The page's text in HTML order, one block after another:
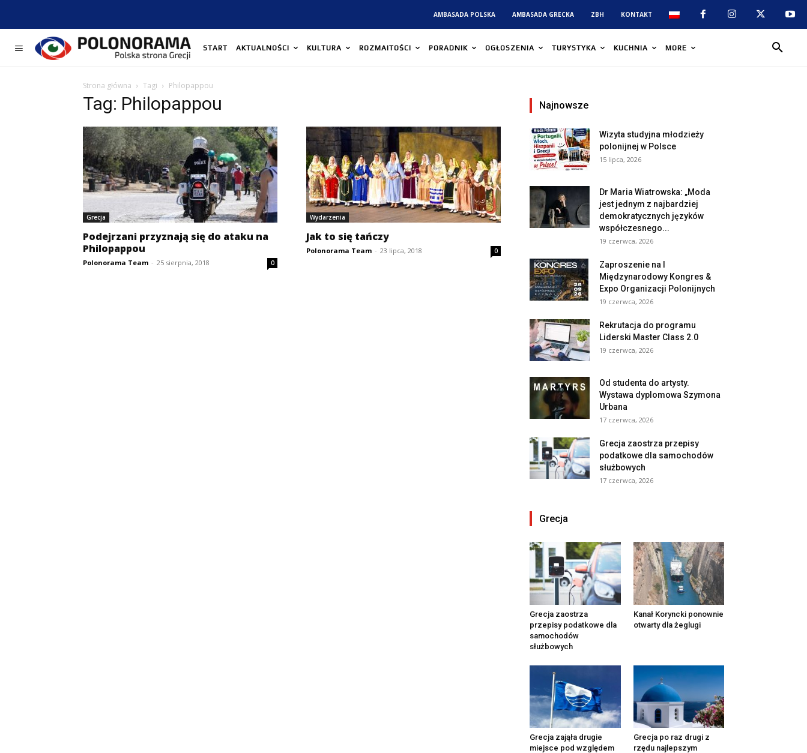
AMBASADA POLSKA AMBASADA GRECKA ZBH KONTAKT
START AKTUALNOŚCI KULTURA ROZMAITOŚCI PORADNIK OGŁOSZENIA TURYSTYKA KUCHNIA MORE
Strona główna Tagi Philopappou
Tag: Philopappou
Grecja
Podejrzani przyznają się do ataku na
Philopappou
Polonorama Team - 25 sierpnia, 2018 0
Wydarzenia
Jak to się tańczy
Polonorama Team - 23 lipca, 2018 0
Najnowsze
Wizyta studyjna młodzieży
polonijnej w Polsce
15 lipca, 2026
Dr Maria Wiatrowska: „Moda
jest jednym z najbardziej
demokratycznych języków
współczesnego...
19 czerwca, 2026
Zaproszenie na I
Międzynarodowy Kongres &
Expo Organizacji Polonijnych
19 czerwca, 2026
Rekrutacja do programu
Liderski Master Class 2.0
19 czerwca, 2026
Od studenta do artysty.
Wystawa dyplomowa Szymona
Urbana
17 czerwca, 2026
Grecja zaostrza przepisy
podatkowe dla samochodów
służbowych
17 czerwca, 2026
Grecja
Grecja zaostrza
przepisy podatkowe dla
samochodów
służbowych
Kanał Koryncki ponownie
otwarty dla żeglugi
Grecja zająła drugie
miejsce pod względem
Grecja po raz drugi z
rzędu najlepszym